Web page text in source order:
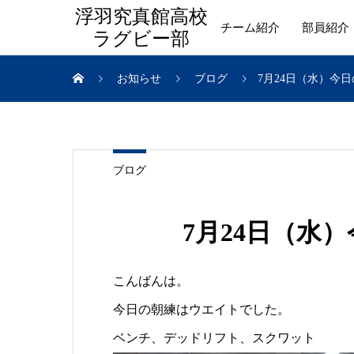
浮羽究真館高校
ラグビー部
チーム紹介 部員紹介
お知らせ ブログ 7月24日（水）今
ブログ
7月24日（水
こんばんは。
今日の朝練はウエイトでした。
ベンチ、デッドリフト、スクワット